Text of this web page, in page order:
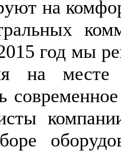
на
год мы
на месте